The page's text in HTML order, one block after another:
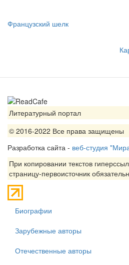
Французский шелк
Литературный портал
© 2016-2022 Все права защищены
Разработка сайта - веб-студия
При копировании текстов
страницу-первоисточник
Биографии
Зарубежные авторы
Отечественные авторы